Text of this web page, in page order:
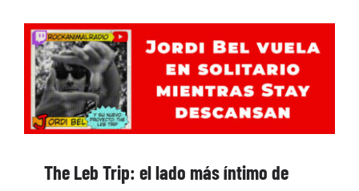
The Leb Trip: el lado más íntimo de